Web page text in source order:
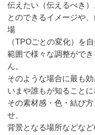
伝えたい（伝えるべき
とのできるイメージや
場
（TPOごとの変化）を
範囲で様々な調整がで
ん。
そのような場合に最も
いまや誰もが知ること
その素材感・色・結び
せ、
背景となる場所などな